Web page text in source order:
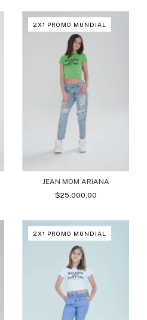
2X1 PROMO MUNDIAL
JEAN MOM ARIANA
$25.000,00
2X1 PROMO MUNDIAL